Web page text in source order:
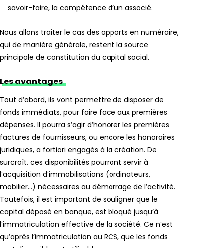
savoir-faire, la compétence d’un associé.
Nous allons traiter le cas des apports en numéraire,
qui de manière générale, restent la source
principale de constitution du capital social.
Les avantages
Tout d’abord, ils vont permettre de disposer de
fonds immédiats, pour faire face aux premières
dépenses. Il pourra s’agir d’honorer les premières
factures de fournisseurs, ou encore les honoraires
juridiques, a fortiori engagés à la création. De
surcroît, ces disponibilités pourront servir à
l’acquisition d’immobilisations (ordinateurs,
mobilier…) nécessaires au démarrage de l’activité.
Toutefois, il est important de souligner que le
capital déposé en banque, est bloqué jusqu’à
l’immatriculation effective de la société. Ce n’est
qu’après l’immatriculation au RCS, que les fonds